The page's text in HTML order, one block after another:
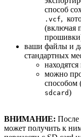
способ
.vcf,
(включая
ваши файлы и
стандартных
можно
способом
sdcard)
ВНИМАНИЕ: После
может получить к